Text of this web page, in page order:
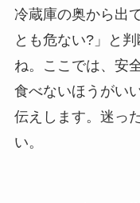
冷蔵庫の奥から出
とも危ない?」と
ね。ここでは、安
食べないほうがい
伝えします。迷っ
い。